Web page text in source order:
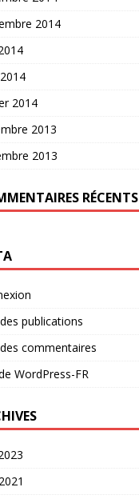
2014
2014
2013
2013
RÉCENTS
publications
commentaires
WordPress-FR